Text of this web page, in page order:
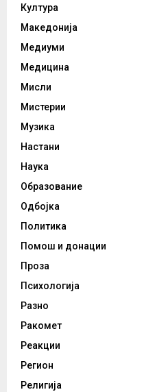
Култура
Македонија
Медиуми
Медицина
Мисли
Мистерии
Музика
Настани
Наука
Образование
Одбојка
Политика
Помош и донации
Проза
Психологија
Разно
Ракомет
Реакции
Регион
Религија